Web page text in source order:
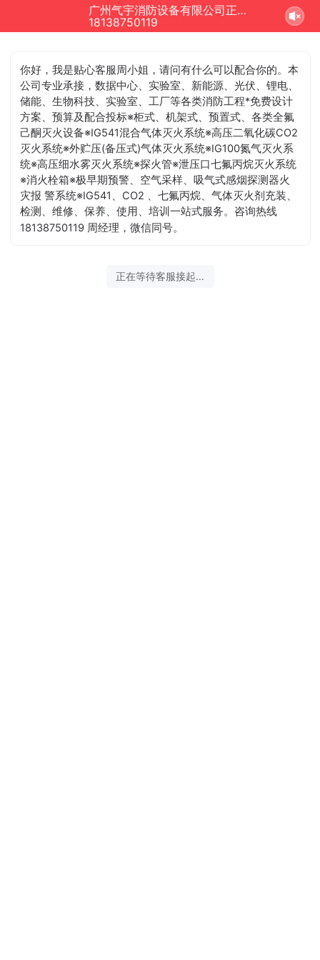
广州气宇消防设备有限公司正在为您服务
18138750119
你好，我是贴心客服周小姐，请问有什么可以配合你的。本
公司专业承接，数据中心、实验室、新能源、光伏、锂电、
储能、生物科技、实验室、工厂等各类消防工程*免费设计
方案、预算及配合投标※柜式、机架式、预置式、各类全氟
己酮灭火设备※IG541混合气体灭火系统※高压二氧化碳CO2
灭火系统※外贮压(备压式)气体灭火系统※IG100氮气灭火系
统※高压细水雾灭火系统※探火管※泄压口七氟丙烷灭火系统
※消火栓箱※极早期预警、空气采样、吸气式感烟探测器火
灾报 警系统※IG541、CO2 、七氟丙烷、气体灭火剂充装、
检测、维修、保养、使用、培训一站式服务。咨询热线
18138750119 周经理，微信同号。
正在等待客服接起...